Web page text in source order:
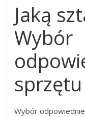
Jaką
Wybór
sprzętu
Wybór